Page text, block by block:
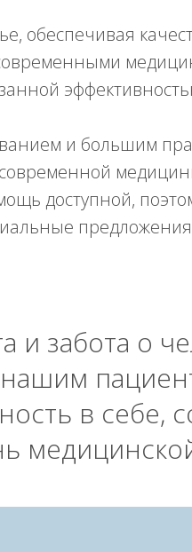
обеспечивая
и большим
современной
доступной,
и забота о
в себе,